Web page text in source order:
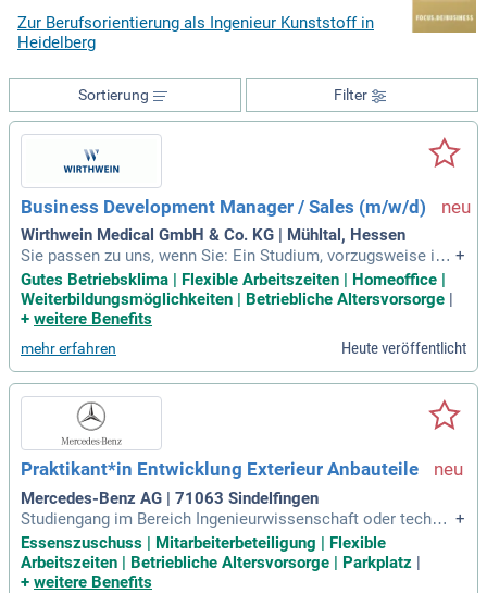
Zur Berufsorientierung als Ingenieur Kunststoff in
Heidelberg
Filter
Sortierung
Business Development Manager / Sales (m/w/d)
Wirthwein Medical GmbH & Co. KG | Mühltal, Hessen
Sie passen zu uns, wenn Sie: Ein Studium, vorzugsweise im
Bereich Kunststofftechnik, Wirtschaftsingenieurwesen oder
eine vergleichbare Aus- und Weiterbildung erfolgreich abges
chlossen haben. mehrjährige Berufserfahrung im Vertrieb vo
+
Gutes Betriebsklima | Flexible Arbeitszeiten | Homeoffice |
Weiterbildungsmöglichkeiten | Betriebliche Altersvorsorge
+ weitere Benefits
mehr erfahren Heute veröffentlicht
Praktikant*in Entwicklung Exterieur Anbauteile
Mercedes-Benz AG | 71063 Sindelfingen
Studiengang im Bereich Ingenieurwissenschaft oder technis
cher Studiengang mit Schwerpunkt allgemeiner Maschinenb
au, Fahrzeugtechnik, Kunststofftechnik oder Konstruktion o
der einen vergleichbaren Studiengang; Sicherer Umgang mit
+
Essenszuschuss | Mitarbeiterbeteiligung | Flexible
Arbeitszeiten | Betriebliche Altersvorsorge | Parkplatz |
+ weitere Benefits